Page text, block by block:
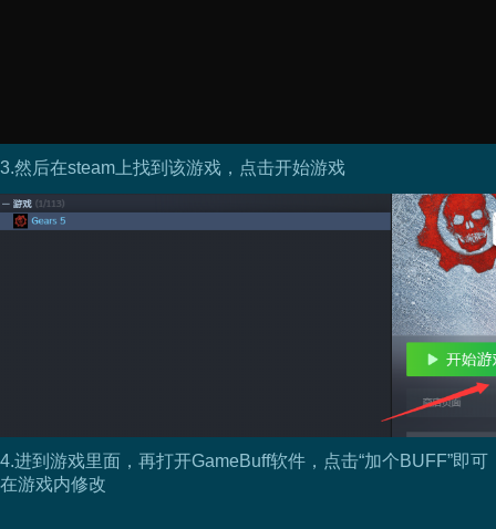
3.然后在steam上找到该游戏，点击开始游戏
4.进到游戏里面，再打开GameBuff软件，点击“加个BUFF”即可
在游戏内修改